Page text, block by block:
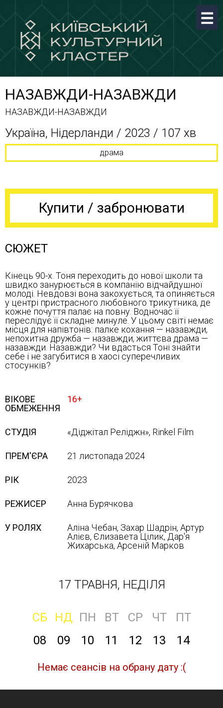
НАЗАВЖДИ-НАЗАВЖДИ
НАЗАВЖДИ-НАЗАВЖДИ
Україна, Нідерланди / 2023 / 107 хв
драма
Купити / забронювати
СЮЖЕТ
Кінець 90-х. Тоня переходить до нової школи та
швидко занурюється в компанію відчайдушної
молоді. Невдовзі вона закохується, та опиняється
у центрі пристрасного любовного трикутника, де
кожне почуття палає на повну. Водночас її
переслідує її складне минуле. У цьому світі немає
місця для напівтонів: палке кохання — назавжди,
непохитна дружба — назавжди, життєва драма —
назавжди. Назавжди? Чи вдасться Тоні знайти
себе і не загубитися в хаосі суперечливих
стосунків?
ВІКОВЕ
ОБМЕЖЕННЯ
16+
СТУДІЯ «Діджітал Реліджн», Rinkel Film
ПРЕМ'ЄРА 21 листопада 2024
РІК 2023
РЕЖИСЕР Анна Бурячкова
У РОЛЯХ
Аліна Чебан, Захар Шадрін, Артур
Алієв, Єлизавета Цілик, Дар'я
Жихарська, Арсеній Марков
17 ТРАВНЯ, НЕДІЛЯ
СБ НД ПН ВТ СР ЧТ
ПТ
08
09 10 11 12 13 14
Немає сеансів на обрану дату :(